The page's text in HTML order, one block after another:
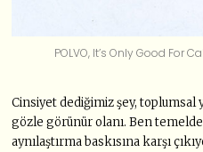
POLVO, It’s Only Good For
Cinsiyet dediğimiz şey, toplumsal
gözle görünür olanı. Ben
aynılaştırma baskısına karşı